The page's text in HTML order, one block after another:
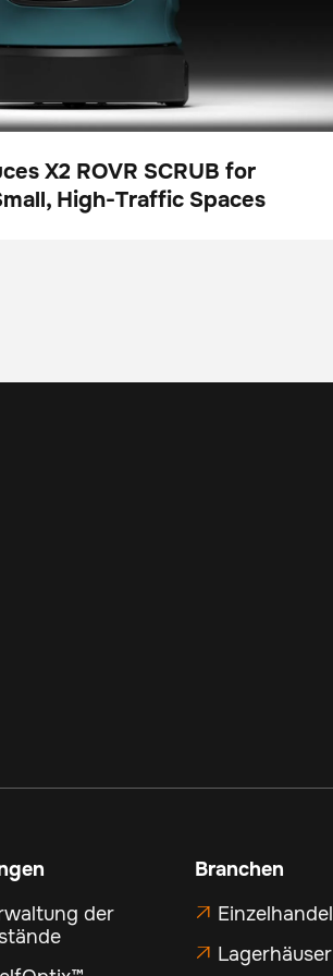
X2 ROVR SCRUB for
High-Traffic Spaces
der
Branchen
 Einzelhandel
 Lagerhäuser